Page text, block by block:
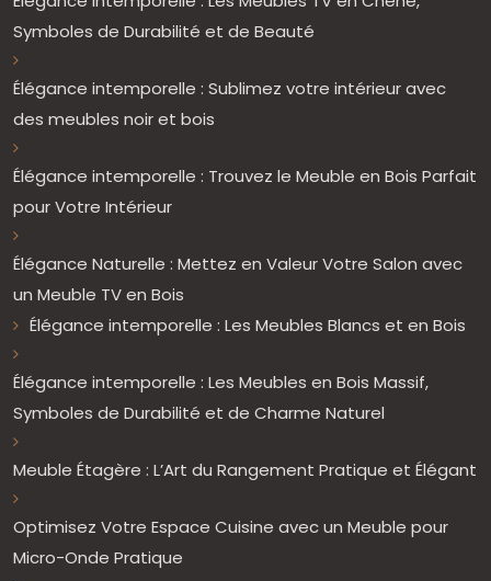
Symboles de Durabilité et de Beauté
Élégance intemporelle : Sublimez votre intérieur avec
des meubles noir et bois
Élégance intemporelle : Trouvez le Meuble en Bois Parfait
pour Votre Intérieur
Élégance Naturelle : Mettez en Valeur Votre Salon avec
un Meuble TV en Bois
Élégance intemporelle : Les Meubles Blancs et en Bois
Élégance intemporelle : Les Meubles en Bois Massif,
Symboles de Durabilité et de Charme Naturel
Meuble Étagère : L’Art du Rangement Pratique et Élégant
Optimisez Votre Espace Cuisine avec un Meuble pour
Micro-Onde Pratique